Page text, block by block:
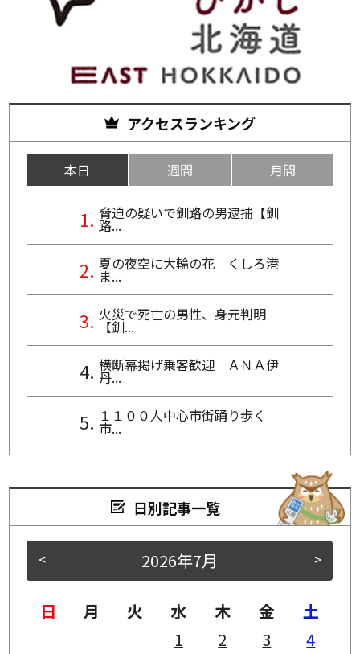
アクセスランキング
本日 週間 月間
脅迫の疑いで釧路の男逮捕【釧
路...
夏の夜空に大輪の花 くしろ港
ま...
火災で死亡の男性、身元判明
【釧...
横断幕掲げ乗客歓迎 ＡＮＡ伊
丹...
１１００人中心市街踊り歩く
市...
日別記事一覧
< >
2026年7月
日 月 火 水 木 金
土
1
2 3
4